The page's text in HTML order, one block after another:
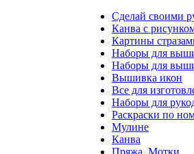
Сделай своими
Канва с
Картины
Наборы для
Наборы для
Вышивка икон
Все для
Наборы для
Раскраски по
Мулине
Канва
Пряжа. Мотки